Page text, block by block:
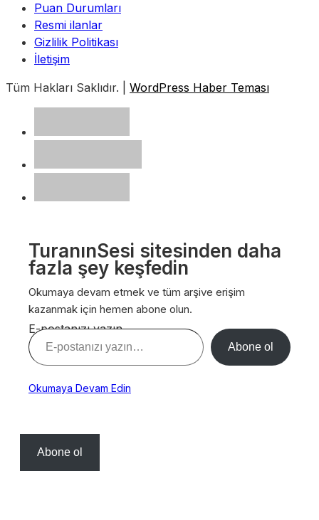
Puan Durumları
Resmi ilanlar
Gizlilik Politikası
İletişim
Tüm Hakları Saklıdır. | WordPress Haber Teması
TuranınSesi sitesinden daha
fazla şey keşfedin
Okumaya devam etmek ve tüm arşive erişim
kazanmak için hemen abone olun.
E-postanızı yazın…
Abone ol
Okumaya Devam Edin
Abone ol